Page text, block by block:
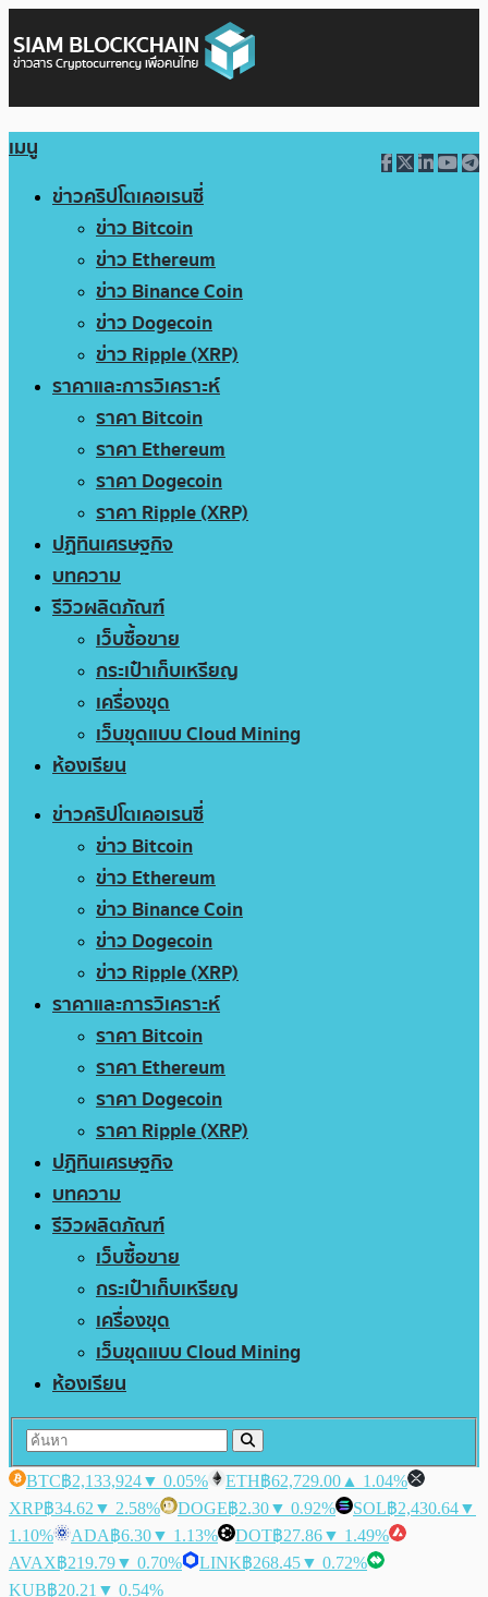
เมนู
ข่าวคริปโตเคอเรนซี่
ข่าว Bitcoin
ข่าว Ethereum
ข่าว Binance Coin
ข่าว Dogecoin
ข่าว Ripple (XRP)
ราคาและการวิเคราะห์
ราคา Bitcoin
ราคา Ethereum
ราคา Dogecoin
ราคา Ripple (XRP)
ปฏิทินเศรษฐกิจ
บทความ
รีวิวผลิตภัณฑ์
เว็บซื้อขาย
กระเป๋าเก็บเหรียญ
เครื่องขุด
เว็บขุดแบบ Cloud Mining
ห้องเรียน
ข่าวคริปโตเคอเรนซี่
ข่าว Bitcoin
ข่าว Ethereum
ข่าว Binance Coin
ข่าว Dogecoin
ข่าว Ripple (XRP)
ราคาและการวิเคราะห์
ราคา Bitcoin
ราคา Ethereum
ราคา Dogecoin
ราคา Ripple (XRP)
ปฏิทินเศรษฐกิจ
บทความ
รีวิวผลิตภัณฑ์
เว็บซื้อขาย
กระเป๋าเก็บเหรียญ
เครื่องขุด
เว็บขุดแบบ Cloud Mining
ห้องเรียน
BTC฿2,133,924▼ 0.05% ETH฿62,729.00 ▲ 1.04%
XRP฿34.62 ▼ 2.58% DOGE฿2.30▼ 0.92% SOL฿2,430.64▼
1.10%
ADA฿6.30▼ 1.13% DOT฿27.86▼ 1.49%
AVAX฿219.79▼ 0.70% LINK฿268.45▼ 0.72%
KUB฿20.21 ▼ 0.54%